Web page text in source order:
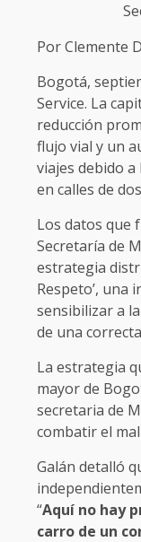
Por Clemente
Bogotá,
Service. La
reducción
flujo vial y un
viajes debido
en calles de
Los datos que
Secretaría de
estrategia
Respeto’, una
sensibilizar a
de una
La estrategia
mayor de
secretaria de
combatir el
Galán detalló
“Aquí no hay
carro de un